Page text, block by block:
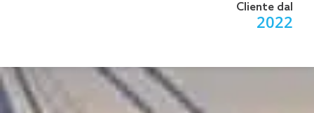
Cliente dal
2022